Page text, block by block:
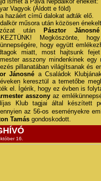
Vagyok (Áldott e föld)
hazáért című dalokat adták elő.
műsora után közösen
után
Pásztor
Megköszönte,
hogy együtt
miatt, most hajtsunk
asszony mindenkinek
pillanatában világítsanak és
Jánosné a Családok
keresztül a temetőbe
el. Ígérik, hogy ez évben is
asszony az
Klub tagjai által készített
az 56-os eseményekre
Tamás gondoskodott.
16.